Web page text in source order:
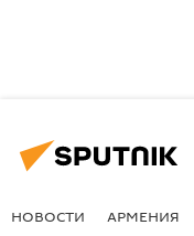
НОВОСТИ АРМЕНИЯ